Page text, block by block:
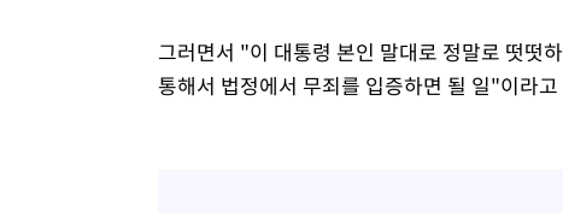
그러면서 "이 대통령 본인 말대로 정말로 떳떳
통해서 법정에서 무죄를 입증하면 될 일"이라